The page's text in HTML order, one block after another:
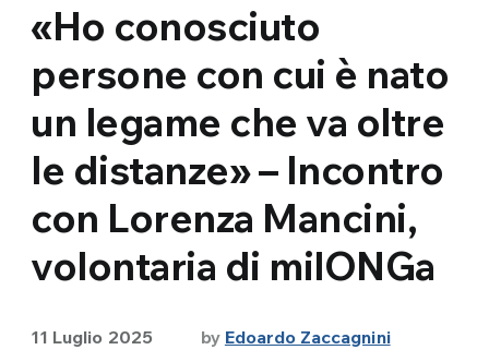
«Ho conosciuto
persone con cui è nato
un legame che va oltre
le distanze» – Incontro
con Lorenza Mancini,
volontaria di milONGa
11 Luglio 2025 by Edoardo Zaccagnini